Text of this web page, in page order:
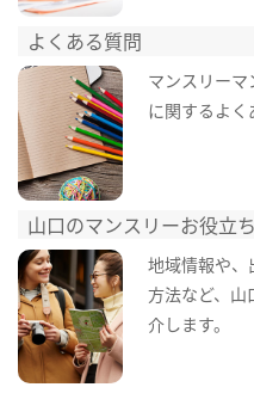
よくある質問
マンスリー
に関するよく
山口のマンスリーお役立
地域情報や、
方法など、山
介します。